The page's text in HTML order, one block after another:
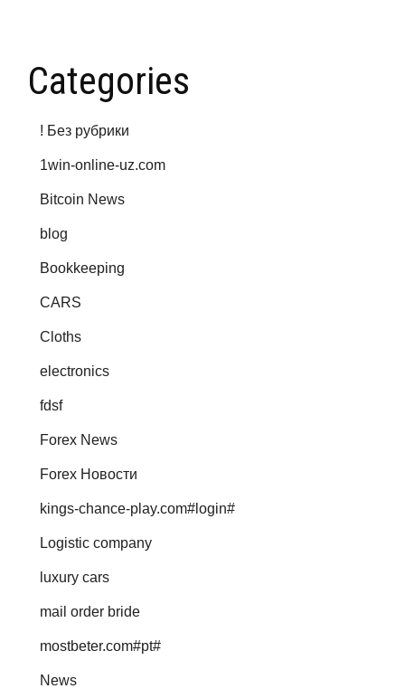
Categories
! Без рубрики
1win-online-uz.com
Bitcoin News
blog
Bookkeeping
CARS
Cloths
electronics
fdsf
Forex News
Forex Новости
kings-chance-play.com#login#
Logistic company
luxury cars
mail order bride
mostbeter.com#pt#
News